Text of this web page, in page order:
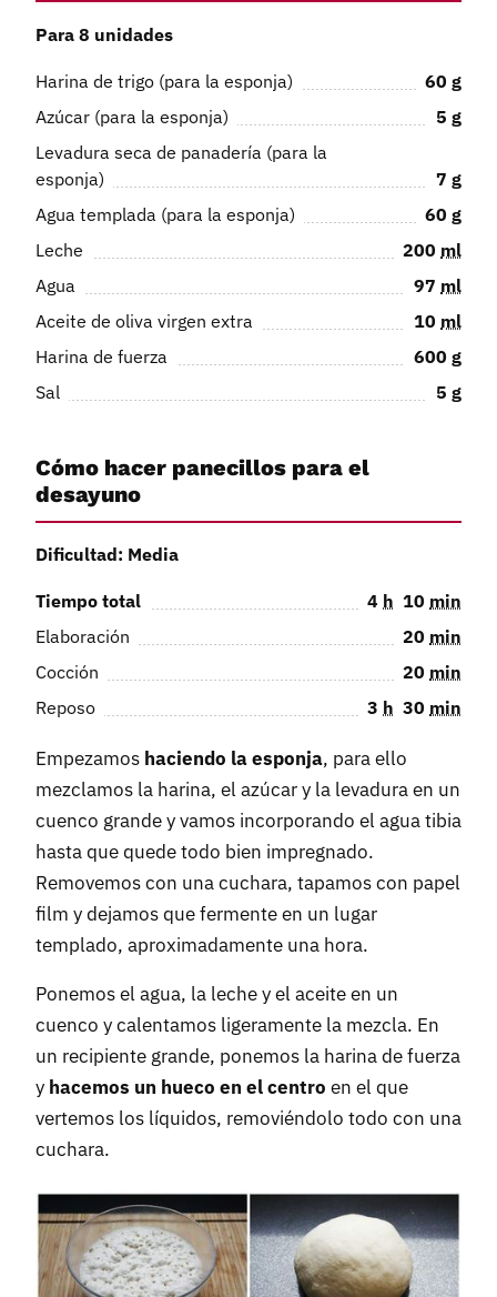
Para 8 unidades
Harina de trigo (para la esponja) 60 g
Azúcar (para la esponja)
5 g
Levadura seca de panadería (para la
esponja)
7 g
Agua templada (para la esponja)
60 g
Leche
200 ml
Agua
97 ml
Aceite de oliva virgen extra
10 ml
Harina de fuerza
600 g
Sal
5 g
Cómo hacer panecillos para el
desayuno
Dificultad: Media
Tiempo total 4 h 10 min
Elaboración
20 min
Cocción
20 min
Reposo
3 h 30 min
Empezamos haciendo la esponja, para ello
mezclamos la harina, el azúcar y la levadura en un
cuenco grande y vamos incorporando el agua tibia
hasta que quede todo bien impregnado.
Removemos con una cuchara, tapamos con papel
film y dejamos que fermente en un lugar
templado, aproximadamente una hora.
Ponemos el agua, la leche y el aceite en un
cuenco y calentamos ligeramente la mezcla. En
un recipiente grande, ponemos la harina de fuerza
y hacemos un hueco en el centro en el que
vertemos los líquidos, removiéndolo todo con una
cuchara.